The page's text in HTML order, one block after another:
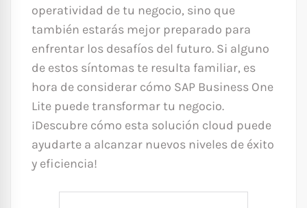
operatividad de tu negocio, sino que
también estarás mejor preparado para
enfrentar los desafíos del futuro. Si alguno
de estos síntomas te resulta familiar, es
hora de considerar cómo SAP Business One
Lite puede transformar tu negocio.
¡Descubre cómo esta solución cloud puede
ayudarte a alcanzar nuevos niveles de éxito
y eficiencia!